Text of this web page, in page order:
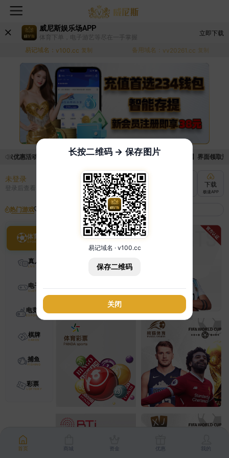
威尼斯娱乐场APP
体育下单，电子游艺等尽在一手掌握
立即下载
易记域名： v100.cc 复制 备用域名： vv20261.cc 复制
取优惠活动的手续麻烦，已新增优惠系统，现在可以前往【福利中心】界面领取
未登录
登录后查看 充值
快速到账
下载
极速APP
热门游戏
体育
真人
电子
电竞
棋牌
捕鱼
彩票
首页 商城 资金 优惠 我的
长按二维码 → 保存图片
易记域名 · v100.cc
保存二维码
关闭